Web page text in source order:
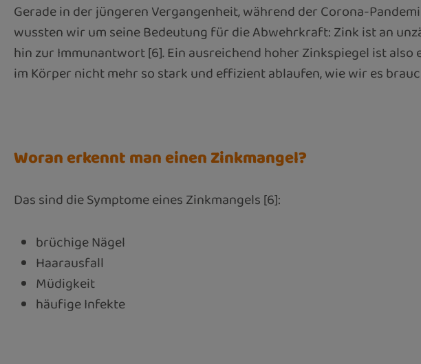
Gerade in der jüngeren Vergangenheit, während der Corona-
wussten wir um seine Bedeutung für die Abwehrkraft: Zink ist an
hin zur Immunantwort [6]. Ein ausreichend hoher Zinkspiegel ist
im Körper nicht mehr so stark und effizient ablaufen, wie wir es
Woran erkennt man einen Zinkmangel?
Das sind die Symptome eines Zinkmangels [6]:
brüchige Nägel
Haarausfall
Müdigkeit
häufige Infekte